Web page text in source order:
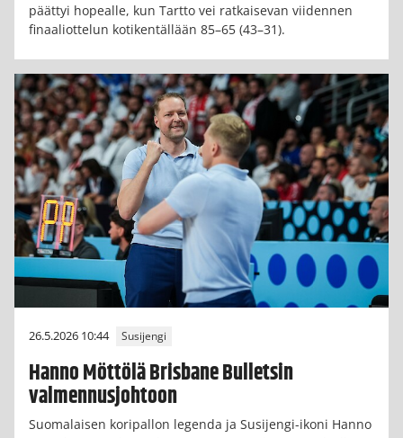
päättyi hopealle, kun Tartto vei ratkaisevan viidennen
finaaliottelun kotikentällään 85–65 (43–31).
26.5.2026 10:44 Susijengi
Hanno Möttölä Brisbane Bulletsin
valmennusjohtoon
Suomalaisen koripallon legenda ja Susijengi-ikoni Hanno